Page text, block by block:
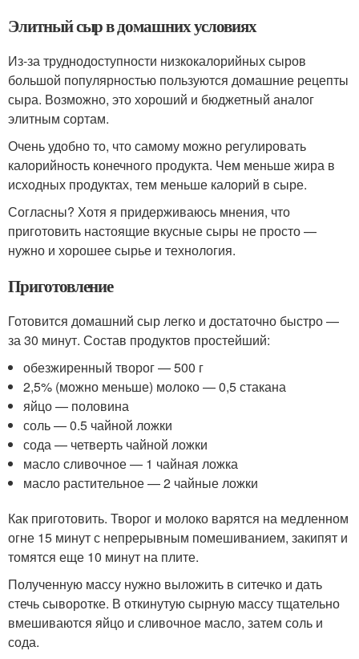
Элитный сыр в домашних условиях
Из-за труднодоступности низкокалорийных сыров
большой популярностью пользуются домашние рецепты
сыра. Возможно, это хороший и бюджетный аналог
элитным сортам.
Очень удобно то, что самому можно регулировать
калорийность конечного продукта. Чем меньше жира в
исходных продуктах, тем меньше калорий в сыре.
Согласны? Хотя я придерживаюсь мнения, что
приготовить настоящие вкусные сыры не просто —
нужно и хорошее сырье и технология.
Приготовление
Готовится домашний сыр легко и достаточно быстро —
за 30 минут. Состав продуктов простейший:
обезжиренный творог — 500 г
2,5% (можно меньше) молоко — 0,5 стакана
яйцо — половина
соль — 0.5 чайной ложки
сода — четверть чайной ложки
масло сливочное — 1 чайная ложка
масло растительное — 2 чайные ложки
Как приготовить. Творог и молоко варятся на медленном
огне 15 минут с непрерывным помешиванием, закипят и
томятся еще 10 минут на плите.
Полученную массу нужно выложить в ситечко и дать
стечь сыворотке. В откинутую сырную массу тщательно
вмешиваются яйцо и сливочное масло, затем соль и
сода.